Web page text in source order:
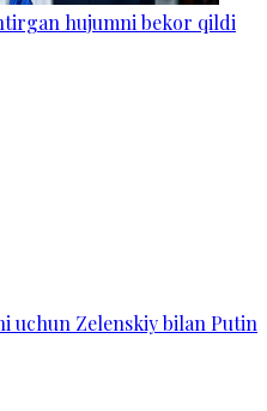
hujumni bekor qildi
uchun Zelenskiy bilan Putin